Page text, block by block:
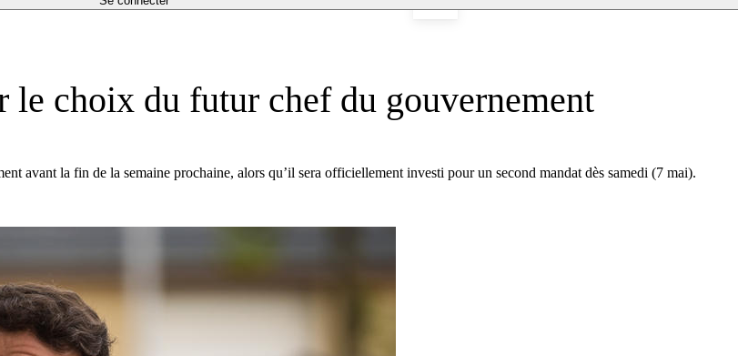
le choix du futur chef du gouvernement
avant la fin de la semaine prochaine, alors qu’il sera officiellement investi pour un second mandat dès samedi (7 mai).